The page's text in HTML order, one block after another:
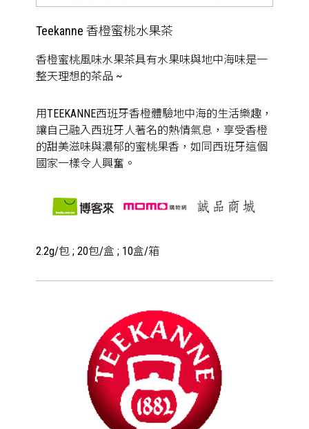
Teekanne 香橙蜜桃水果茶
香橙蜜桃風味水果茶具有水果味與地中海味是一
整天理想的茶品 ~
用TEEKANNE西班牙香橙體驗地中海的生活樂趣，
讓自己融入西班牙人著名的熱情氣息，享受香橙
的甜美滋味與濃郁的蜜桃果香，如同西班牙這個
國家一樣令人興奮。
2.2g/包 ; 20包/盒 ; 10盒/箱